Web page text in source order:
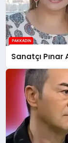
Sanatçı Pınar